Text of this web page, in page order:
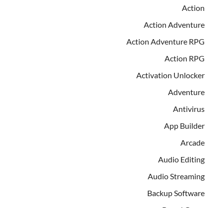
Action
Action Adventure
Action Adventure RPG
Action RPG
Activation Unlocker
Adventure
Antivirus
App Builder
Arcade
Audio Editing
Audio Streaming
Backup Software